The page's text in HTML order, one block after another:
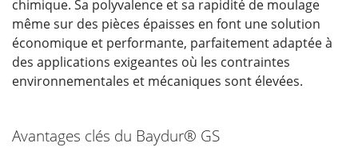
chimique. Sa polyvalence et sa rapidité de moulage
même sur des pièces épaisses en font une solution
économique et performante, parfaitement adaptée à
des applications exigeantes où les contraintes
environnementales et mécaniques sont élevées.
Avantages clés du Baydur® GS